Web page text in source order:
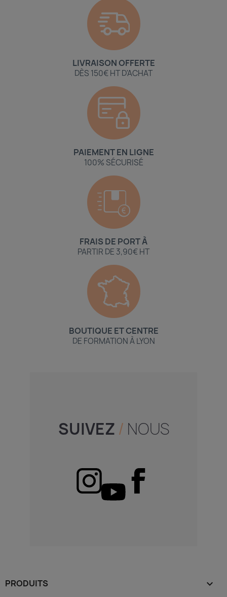
LIVRAISON OFFERTE
DÈS 150€ HT D'ACHAT
PAIEMENT EN LIGNE
100% SÉCURISÉ
FRAIS DE PORT À
PARTIR DE 3,90€ HT
BOUTIQUE ET CENTRE
DE FORMATION À LYON
SUIVEZ / NOUS
PRODUITS 